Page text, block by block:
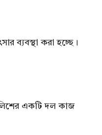
ব্যবস্থা করা হচ্ছে।
একটি দল কাজ